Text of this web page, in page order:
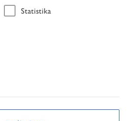
Vozidlo
Statistika